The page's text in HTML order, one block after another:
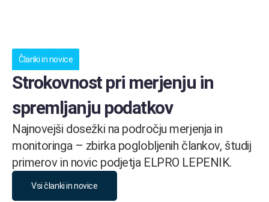
Članki in novice
Strokovnost pri merjenju in
spremljanju podatkov
Najnovejši dosežki na področju merjenja in
monitoringa – zbirka poglobljenih člankov, študij
primerov in novic podjetja ELPRO LEPENIK.
Vsi članki in novice